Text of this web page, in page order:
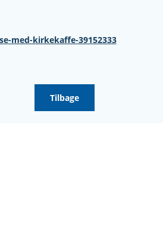
med-kirkekaffe-39152333
Tilbage